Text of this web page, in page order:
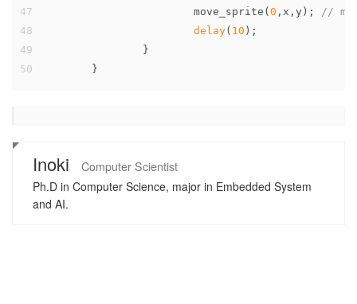
47
48
49
50
			move_sprite(
0 ,x,y); //
delay( 10 );
		}
	}
Inoki
Computer Scientist
Ph.D in Computer Science, major in Embedded System
and AI.